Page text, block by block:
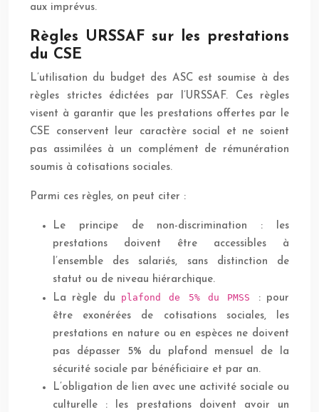
aux imprévus.
Règles URSSAF sur les prestations
du CSE
L’utilisation du budget des ASC est soumise à des
règles strictes édictées par l’URSSAF. Ces règles
visent à garantir que les prestations offertes par le
CSE conservent leur caractère social et ne soient
pas assimilées à un complément de rémunération
soumis à cotisations sociales.
Parmi ces règles, on peut citer :
Le principe de non-discrimination : les
prestations doivent être accessibles à
l’ensemble des salariés, sans distinction de
statut ou de niveau hiérarchique.
La règle du plafond de 5% du PMSS : pour
être exonérées de cotisations sociales, les
prestations en nature ou en espèces ne doivent
pas dépasser 5% du plafond mensuel de la
sécurité sociale par bénéficiaire et par an.
L’obligation de lien avec une activité sociale ou
culturelle : les prestations doivent avoir un